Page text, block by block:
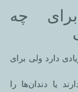
چه
دارد ولی برای
یا دندان‌ها را